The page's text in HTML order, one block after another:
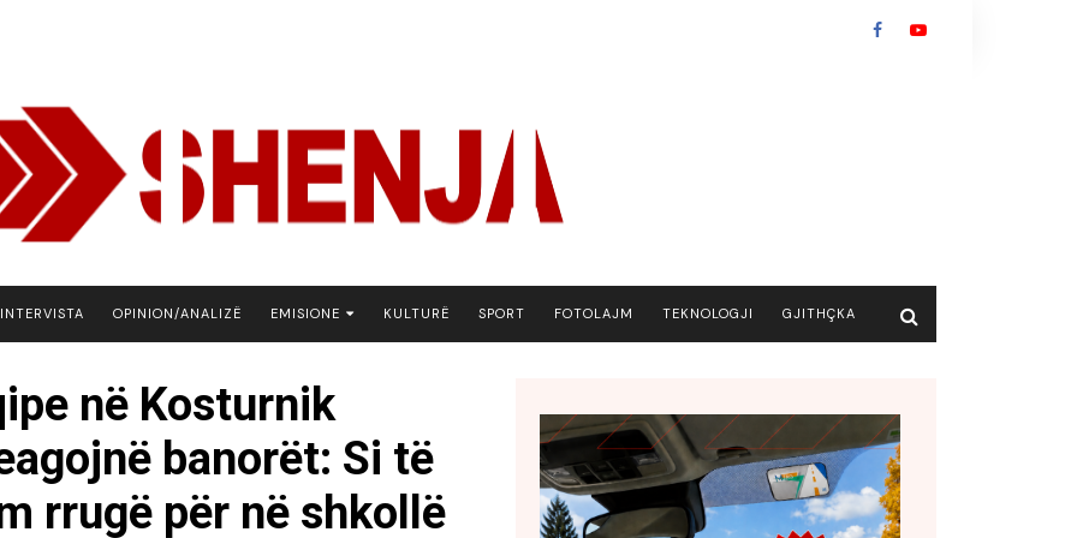
INTERVISTA OPINION/ANALIZË EMISIONE
BOTA NE FOKUS
EKONOMIKS
FJALA
KULTURË SPORT FOTOLAJM TEKNOLOGJI GJITHÇKA
në Kosturnik
banorët: Si të
rrugë për në shkollë